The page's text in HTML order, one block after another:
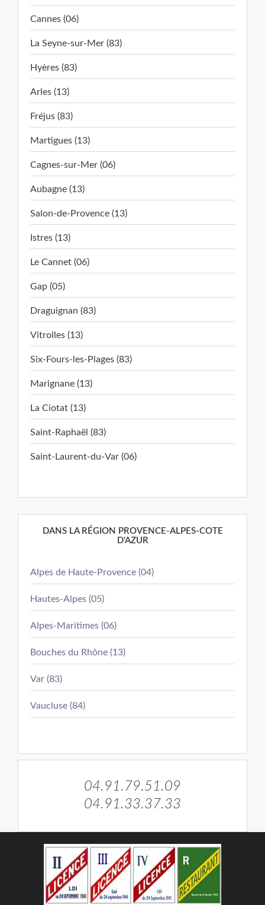
Cannes (06)
La Seyne-sur-Mer (83)
Hyères (83)
Arles (13)
Fréjus (83)
Martigues (13)
Cagnes-sur-Mer (06)
Aubagne (13)
Salon-de-Provence (13)
Istres (13)
Le Cannet (06)
Gap (05)
Draguignan (83)
Vitrolles (13)
Six-Fours-les-Plages (83)
Marignane (13)
La Ciotat (13)
Saint-Raphaël (83)
Saint-Laurent-du-Var (06)
DANS LA RÉGION PROVENCE-ALPES-COTE
D'AZUR
Alpes de Haute-Provence (04)
Hautes-Alpes (05)
Alpes-Maritimes (06)
Bouches du Rhône (13)
Var (83)
Vaucluse (84)
04.91.79.51.09
04.91.33.37.33